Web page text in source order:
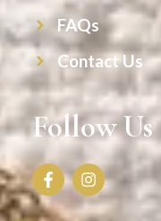
FAQs
Contact Us
Follow Us